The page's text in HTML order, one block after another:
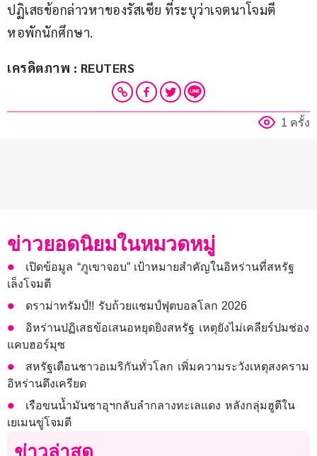
ปฏิเสธข้อกล่าวหาของรัสเซีย ที่ระบุว่าเจตนาโจมตี
หอพักนักศึกษา.
เครดิตภาพ : REUTERS
1 ครั้ง
ข่าวยอดนิยมในหมวดหมู่
เปิดข้อมูล “ภูเขาจอบ” เป้าหมายสำคัญในอิหร่านที่สหรัฐ
เล็งโจมตี
ดราม่าทรัมป์!! รับถ้วยแชมป์ฟุตบอลโลก 2026
อิหร่านปฏิเสธข้อเสนอหยุดยิงสหรัฐ เหตุยังไม่เคลียร์ปมช่อง
แคบฮอร์มุซ
สหรัฐเตือนชาวอเมริกันทั่วโลก เพิ่มความระวังเหตุสงคราม
อิหร่านตึงเครียด
เรือขนน้ำมันซาอุฯกลับลำกลางทะเลแดง หลังกลุ่มฮูตีใน
เยเมนขู่โจมตี
ข่าวล่าสุด